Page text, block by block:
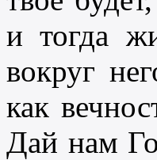
и тогда
вокруг
как
Дай нам